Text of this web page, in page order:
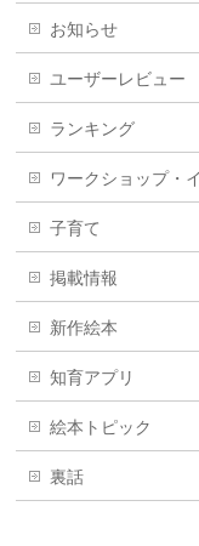
お知らせ
ユーザーレビュー
ランキング
ワークショップ・
子育て
掲載情報
新作絵本
知育アプリ
絵本トピック
裏話